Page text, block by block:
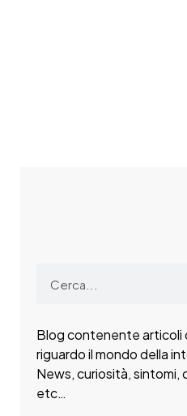
Blog contenente articoli
riguardo il mondo della
News, curiosità, sintomi,
etc…